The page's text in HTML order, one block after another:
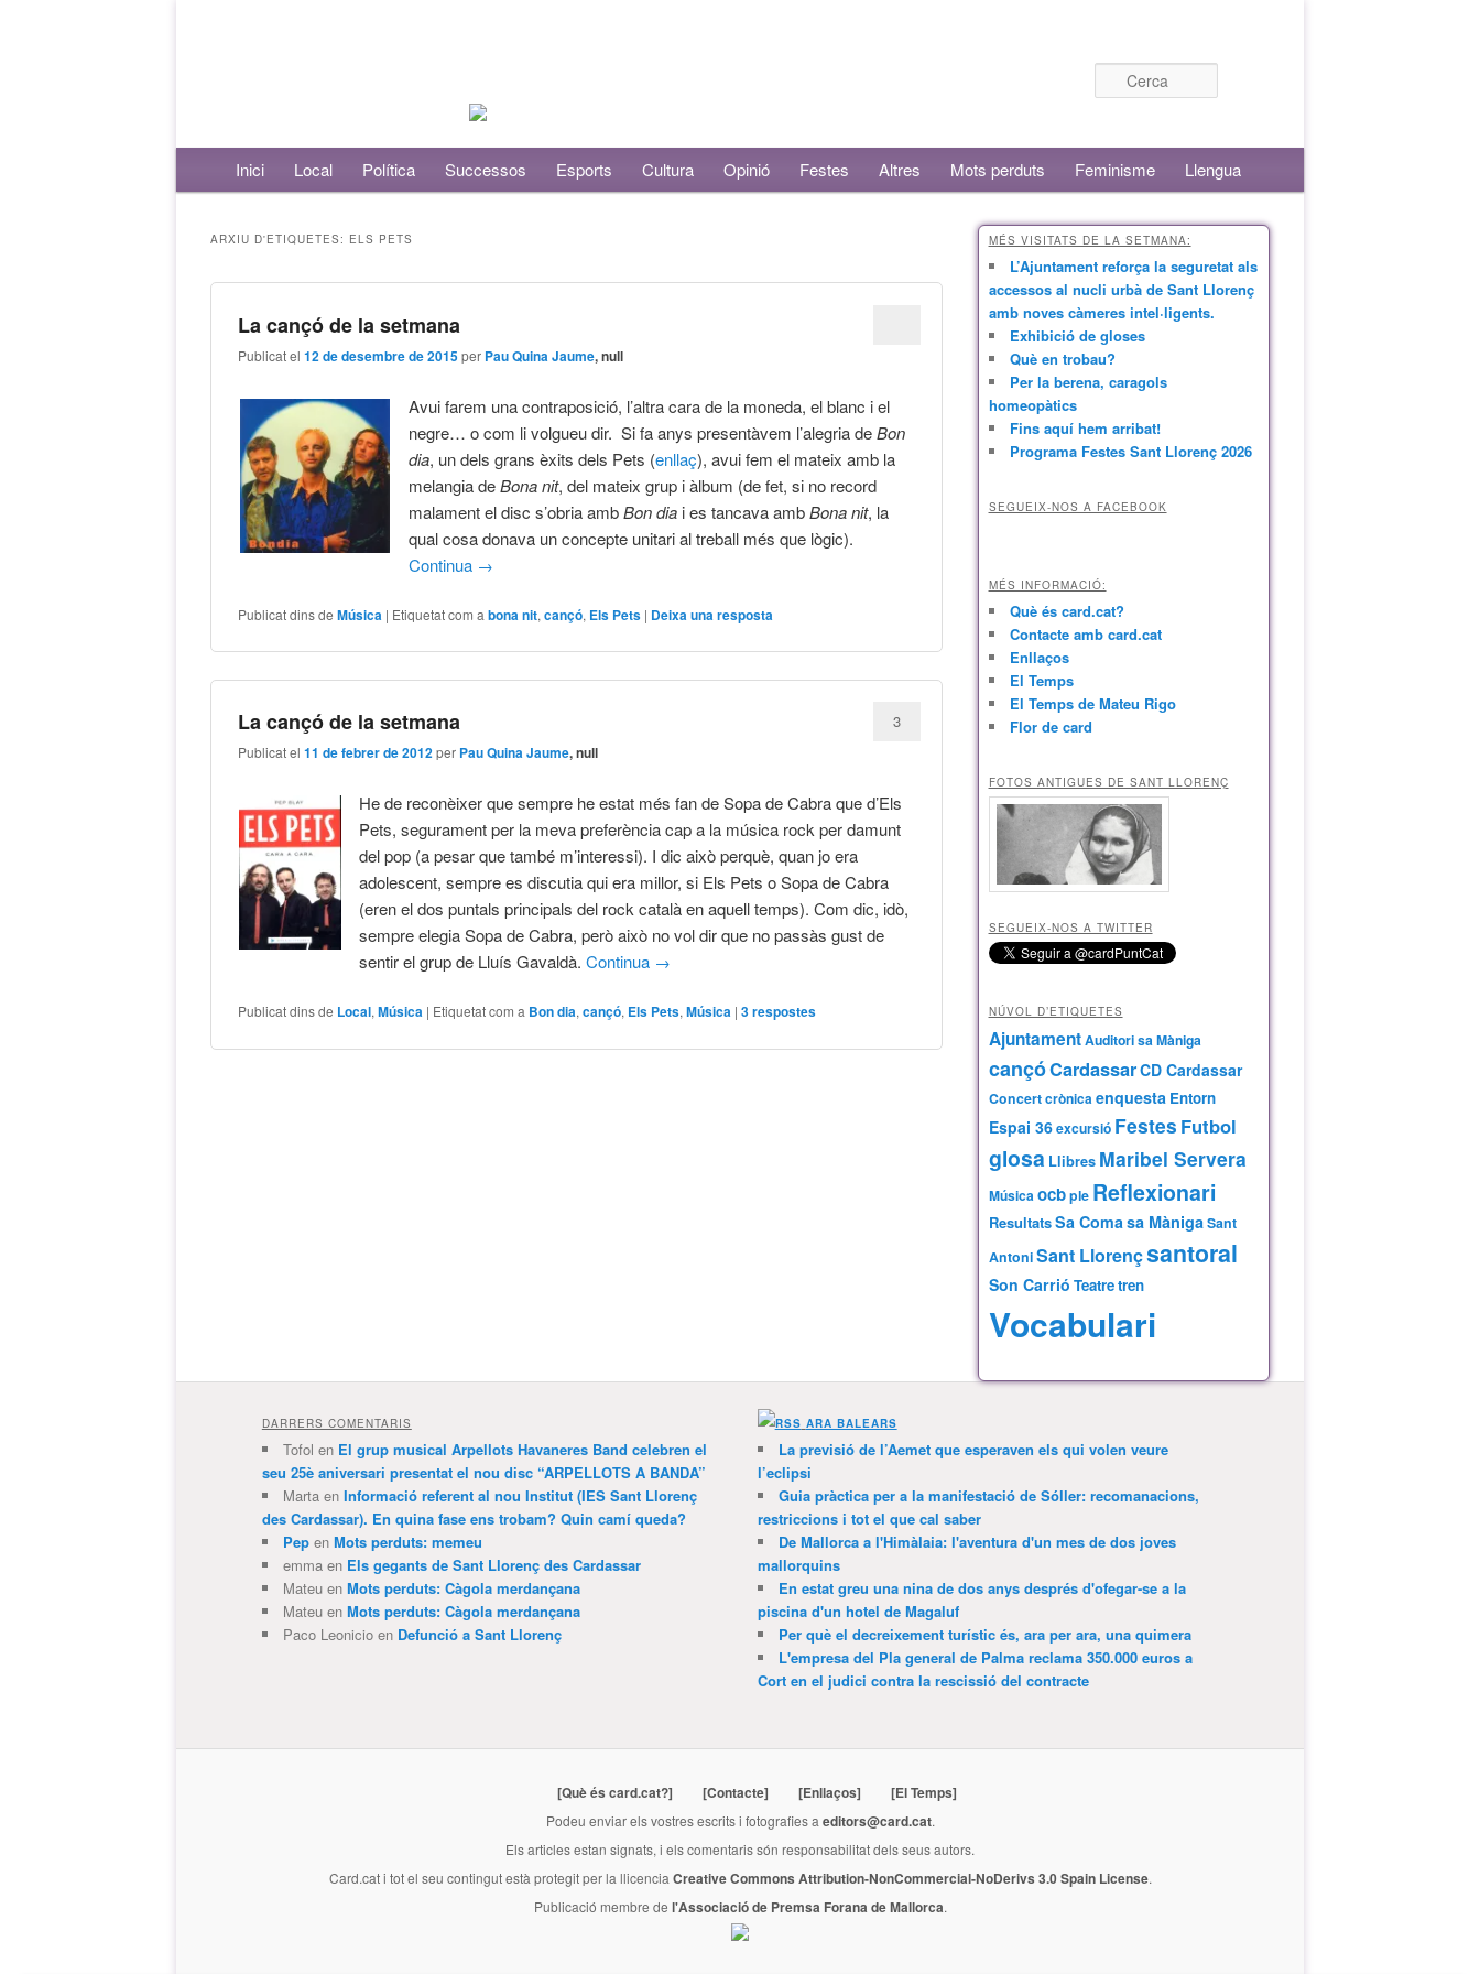
Menú principalAneu al contingut principal
Aneu al contingut secundari
Inici Local Política Successos Esports Cultura Opinió Festes Altres Mots perduts Feminisme Llengua
ARXIU D'ETIQUETES: ELS PETS
La cançó de la setmana
Publicat el12 de desembre de 2015per Pau Quina Jaume, null
Avui farem una contraposició, l’altra cara de la moneda, el blanc i el
negre… o com li volgueu dir. Si fa anys presentàvem l’alegria deBon
dia, un dels grans èxits dels Pets (enllaç), avui fem el mateix amb la
melangia deBona nit, del mateix grup i àlbum (de fet, si no record
malament el disc s’obria ambBon dia i es tancava ambBona nit, la
qual cosa donava un concepte unitari al treball més que lògic).
Continua →
Publicat dins de Música | Etiquetat com a bona nit,cançó, Els Pets | Deixa una resposta
La cançó de la setmana
Publicat el11 de febrer de 2012per Pau Quina Jaume, null
3
He de reconèixer que sempre he estat més fan de Sopa de Cabra que d’Els
Pets, segurament per la meva preferència cap a la música rock per damunt
del pop (a pesar que també m’interessi). I dic això perquè, quan jo era
adolescent, sempre es discutia qui era millor, si Els Pets o Sopa de Cabra
(eren el dos puntals principals del rock català en aquell temps). Com dic, idò,
sempre elegia Sopa de Cabra, però això no vol dir que no passàs gust de
sentir el grup de Lluís Gavaldà.Continua →
Publicat dins de Local,Música | Etiquetat com a Bon dia,cançó, Els Pets,Música |3respostes
MÉS VISITATS DE LA SETMANA:
L’Ajuntament reforça la seguretat als
accessos al nucli urbà de Sant Llorenç
amb noves càmeres intel·ligents.
Exhibició de gloses
Què en trobau?
Per la berena, caragols
homeopàtics
Fins aquí hem arribat!
Programa Festes Sant Llorenç 2026
SEGUEIX-NOS A FACEBOOK
MÉS INFORMACIÓ:
Què és card.cat?
Contacte amb card.cat
Enllaços
El Temps
El Temps de Mateu Rigo
Flor de card
FOTOS ANTIGUES DE SANT LLORENÇ
SEGUEIX-NOS A TWITTER
NÚVOL D’ETIQUETES
AjuntamentAuditori sa Màniga
cançóCardassarCD Cardassar
Concertcrònicaenquesta Entorn
Espai 36excursió Festes Futbol
glosa Llibres Maribel Servera
Músicaocbple Reflexionari
ResultatsSa Comasa MànigaSant
AntoniSant Llorençsantoral
Son Carrió Teatretren
Vocabulari
DARRERS COMENTARIS
Tofol en El grup musical Arpellots Havaneres Band celebren el
seu 25è aniversari presentat el nou disc “ARPELLOTS A BANDA”
Martaen Informació referent al nou Institut (IES Sant Llorenç
des Cardassar). En quina fase ens trobam? Quin camí queda?
Pepen Mots perduts: memeu
emmaen Els gegants de Sant Llorenç des Cardassar
Mateuen Mots perduts: Càgola merdançana
Mateuen Mots perduts: Càgola merdançana
Paco Leonicioen Defunció a Sant Llorenç
ARA BALEARS
La previsió de l’Aemet que esperaven els qui volen veure
l’eclipsi
Guia pràctica per a la manifestació de Sóller: recomanacions,
restriccions i tot el que cal saber
De Mallorca a l'Himàlaia: l'aventura d'un mes de dos joves
mallorquins
En estat greu una nina de dos anys després d'ofegar-se a la
piscina d'un hotel de Magaluf
Per què el decreixement turístic és, ara per ara, una quimera
L'empresa del Pla general de Palma reclama 350.000 euros a
Cort en el judici contra la rescissió del contracte
[Què és card.cat?] [Contacte] [Enllaços] [El Temps]
Podeu enviar els vostres escrits i fotografies a editors@card.cat.
Els articles estan signats, i els comentaris són responsabilitat dels seus autors.
Card.cati tot el seu contingut està protegit per la llicencia Creative Commons Attribution-NonCommercial-NoDerivs 3.0 Spain License.
Publicació membre de l'Associació de Premsa Forana de Mallorca.